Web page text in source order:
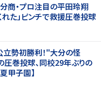
分商・プロ注目の平田玲翔
れた」ピンチで救援圧巻投球
勢初勝利！"大分の怪
巻投球、同校29年ぶりの
甲子園】